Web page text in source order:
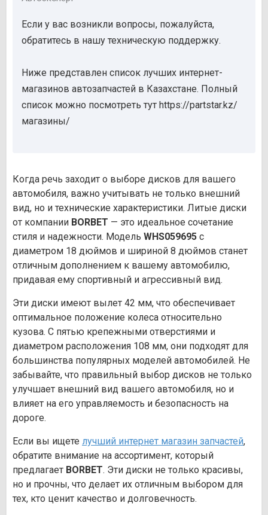
Если у вас возникли вопросы, пожалуйста,
обратитесь в нашу техническую поддержку.
Ниже представлен список лучших интернет-
магазинов автозапчастей в Казахстане. Полный
список можно посмотреть тут https://partstar.kz/
магазины/
Когда речь заходит о выборе дисков для вашего
автомобиля, важно учитывать не только внешний
вид, но и технические характеристики. Литые диски
от компании BORBET — это идеальное сочетание
стиля и надежности. Модель WHS059695 с
диаметром 18 дюймов и шириной 8 дюймов станет
отличным дополнением к вашему автомобилю,
придавая ему спортивный и агрессивный вид.
Эти диски имеют вылет 42 мм, что обеспечивает
оптимальное положение колеса относительно
кузова. С пятью крепежными отверстиями и
диаметром расположения 108 мм, они подходят для
большинства популярных моделей автомобилей. Не
забывайте, что правильный выбор дисков не только
улучшает внешний вид вашего автомобиля, но и
влияет на его управляемость и безопасность на
дороге.
Если вы ищете лучший интернет магазин запчастей,
обратите внимание на ассортимент, который
предлагает BORBET. Эти диски не только красивы,
но и прочны, что делает их отличным выбором для
тех, кто ценит качество и долговечность.